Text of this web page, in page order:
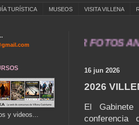
TURÍSTICA MUSEOS VISITA VILLENA
A ENVIAR FOTOS
16 jun 2026
2026
El
conferencia
y videos...